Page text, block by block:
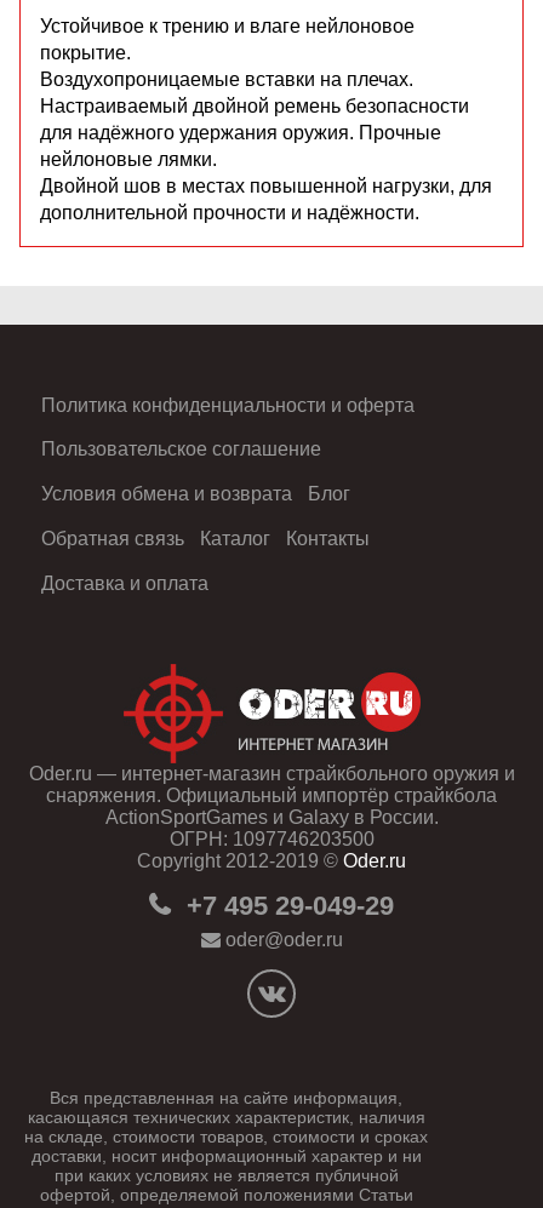
Устойчивое к трению и влаге нейлоновое
покрытие.
Воздухопроницаемые вставки на плечах.
Настраиваемый двойной ремень безопасности
для надёжного удержания оружия. Прочные
нейлоновые лямки.
Двойной шов в местах повышенной нагрузки, для
дополнительной прочности и надёжности.
Oder.ru — интернет-магазин страйкбольного оружия и
снаряжения. Официальный импортёр страйкбола
ActionSportGames и Galaxy в России.
ОГРН: 1097746203500
Copyright 2012-2019 © Oder.ru
+7 495 29-049-29
oder@oder.ru
Политика конфиденциальности и оферта
Пользовательское соглашение
Условия обмена и возврата Блог
Обратная связь Каталог Контакты
Доставка и оплата
Вся представленная на сайте информация,
касающаяся технических характеристик, наличия
на складе, стоимости товаров, стоимости и сроках
доставки, носит информационный характер и ни
при каких условиях не является публичной
офертой, определяемой положениями Статьи